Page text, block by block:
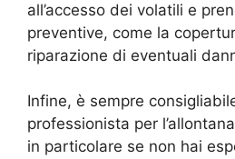
all’accesso dei volatili e
preventive, come la
riparazione di eventuali
Infine, è sempre
professionista per
in particolare se non hai